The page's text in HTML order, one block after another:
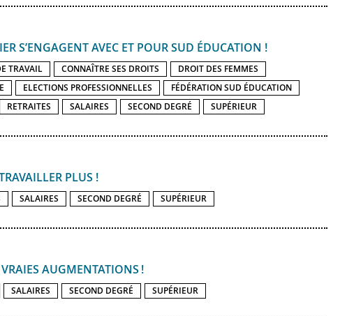
S’ENGAGENT AVEC ET POUR SUD ÉDUCATION !
TRAVAIL CONNAÎTRE SES DROITS
DROIT DES FEMMES
ELECTIONS PROFESSIONNELLES
FÉDÉRATION SUD ÉDUCATION
RETRAITES SALAIRES SECOND DEGRÉ SUPÉRIEUR
PLUS !
SALAIRES SECOND DEGRÉ SUPÉRIEUR
AUGMENTATIONS !
SALAIRES SECOND DEGRÉ SUPÉRIEUR